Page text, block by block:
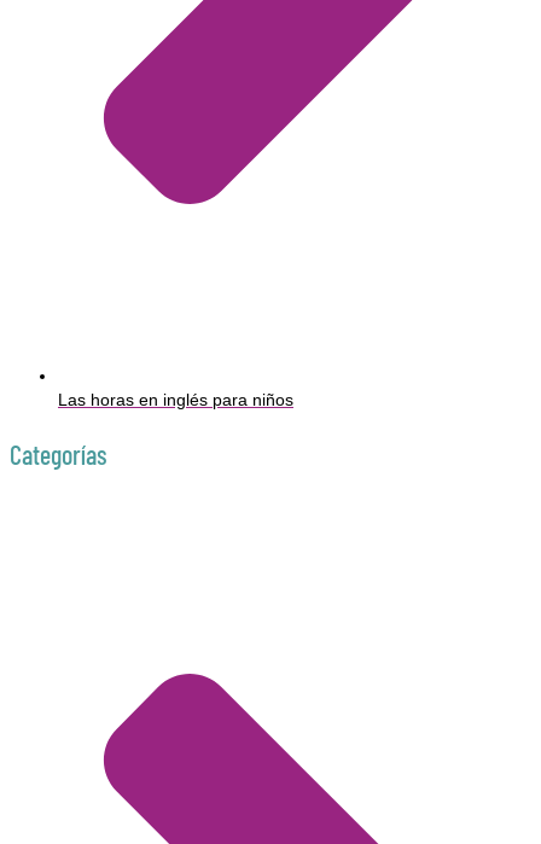
Las horas en inglés para niños
Categorías